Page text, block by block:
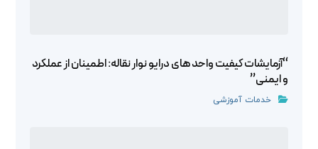
“آزمایشات کیفیت واحد های درایو نوار نقاله: اطمینان از عملکرد
و ایمنی”
خدمات آموزشی